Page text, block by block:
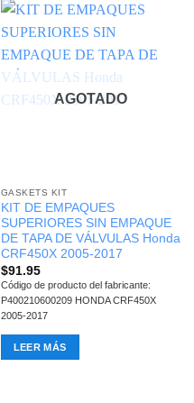
AGOTADO
GASKETS KIT
KIT DE EMPAQUES
SUPERIORES SIN EMPAQUE
DE TAPA DE VÁLVULAS Honda
CRF450X 2005-2017
$91.95
Código de producto del fabricante:
P400210600209 HONDA CRF450X
2005-2017
LEER MÁS